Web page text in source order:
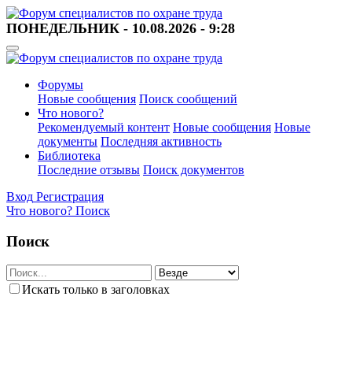
ПОНЕДЕЛЬНИК - 10.08.2026 - 9:28
Форумы
Новые сообщения Поиск сообщений
Что нового?
Рекомендуемый контент Новые сообщения Новые
документы Последняя активность
Библиотека
Последние отзывы Поиск документов
Вход Регистрация
Что нового? Поиск
Поиск
Искать только в заголовках